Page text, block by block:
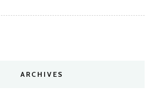
ARCHIVES